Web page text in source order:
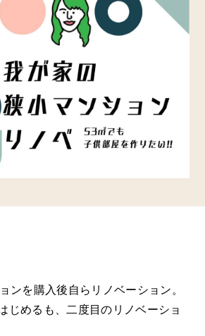
ンを購入後自らリノベーション。
じめるも、
二度目のリノベーショ